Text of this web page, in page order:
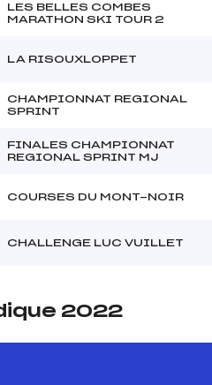
LES BELLES COMBES
MARATHON SKI TOUR 2
LA RISOUXLOPPET
CHAMPIONNAT REGIONAL
SPRINT
FINALES CHAMPIONNAT
REGIONAL SPRINT MJ
COURSES DU MONT-NOIR
CHALLENGE LUC VUILLET
2022